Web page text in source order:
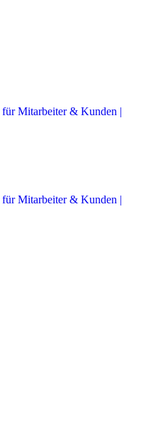
für Mitarbeiter & Kunden |
für Mitarbeiter & Kunden |